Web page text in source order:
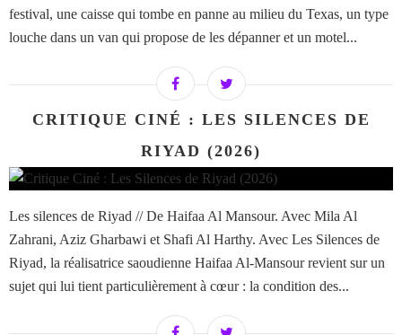
festival, une caisse qui tombe en panne au milieu du Texas, un type
louche dans un van qui propose de les dépanner et un motel...
CRITIQUE CINÉ : LES SILENCES DE
RIYAD (2026)
Les silences de Riyad // De Haifaa Al Mansour. Avec Mila Al
Zahrani, Aziz Gharbawi et Shafi Al Harthy. Avec Les Silences de
Riyad, la réalisatrice saoudienne Haifaa Al-Mansour revient sur un
sujet qui lui tient particulièrement à cœur : la condition des...